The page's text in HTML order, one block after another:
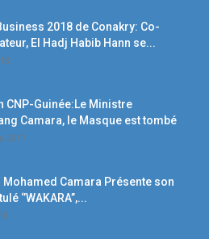
2018 de Conakry: Co-
El Hadj Habib Hann se...
CNP-Guinée:Le Ministre
Camara, le Masque est tombé
2017
Mohamed Camara Présente son
‘’WAKARA’’,...